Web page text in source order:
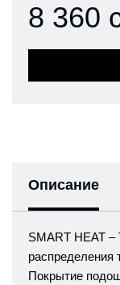
8 360
Описание
SMART HEAT –
распределения
Покрытие